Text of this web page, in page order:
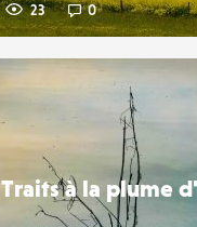
23 0
Traits à la plume